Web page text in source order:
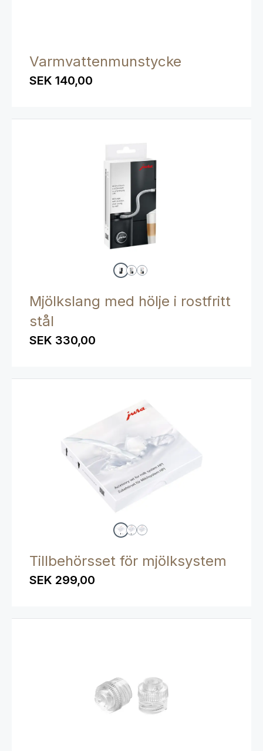
Varmvattenmunstycke
SEK 140,00
Mjölkslang med hölje i rostfritt
stål
SEK 330,00
Tillbehörsset för mjölksystem
SEK 299,00